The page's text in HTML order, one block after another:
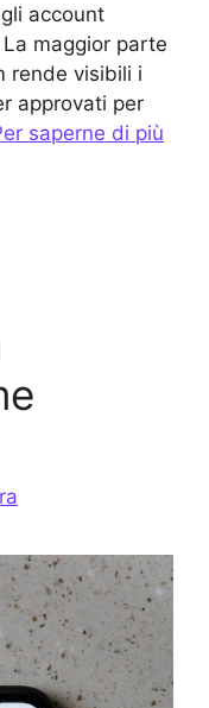
account
maggior parte
rende visibili i
approvati per
saperne di più